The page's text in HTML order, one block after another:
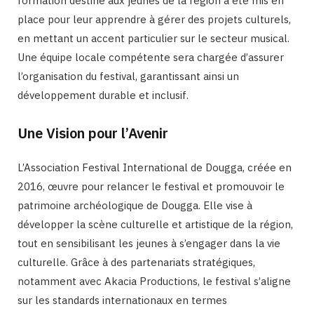
place pour leur apprendre à gérer des projets culturels,
en mettant un accent particulier sur le secteur musical.
Une équipe locale compétente sera chargée d’assurer
l’organisation du festival, garantissant ainsi un
développement durable et inclusif.
Une Vision pour l’Avenir
L’Association Festival International de Dougga, créée en
2016, œuvre pour relancer le festival et promouvoir le
patrimoine archéologique de Dougga. Elle vise à
développer la scène culturelle et artistique de la région,
tout en sensibilisant les jeunes à s’engager dans la vie
culturelle. Grâce à des partenariats stratégiques,
notamment avec Akacia Productions, le festival s’aligne
sur les standards internationaux en termes